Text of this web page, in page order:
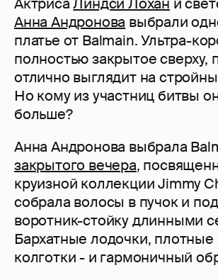
АктрисаЛиндси Лохан и
Анна Андронова выбрали
платье от Balmain. Ультра-
полностью закрытое сверху,
отлично выглядит на
Но кому из участниц битвы
больше?
Анна Андронова выбрала
закрытого вечера,
круизной коллекции Jimmy
собрала волосы в пучок и
воротник-стойку длинными
Бархатные лодочки,
колготки - и гармоничный